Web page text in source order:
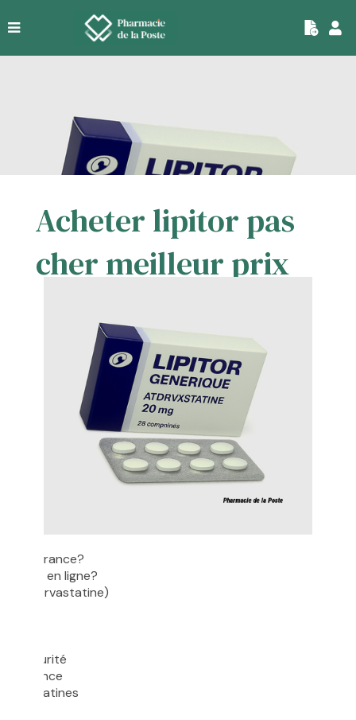
Acheter lipitor pas
cher meilleur prix
en France?
en ligne?
(Atorvastatine)
sécurité
statines